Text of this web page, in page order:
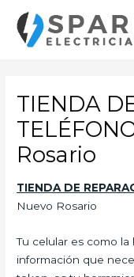
contenido
TIENDA
Rosario
TIENDA DE
Nuevo Rosario
Tu celular es como
información que